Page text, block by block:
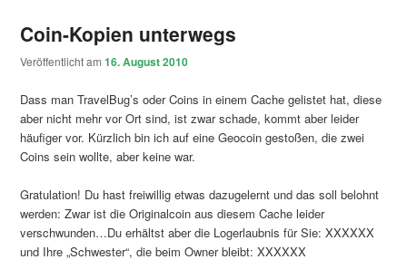
Coin-Kopien unterwegs
Veröffentlicht am16. August 2010
Dass man TravelBug’s oder Coins in einem Cache gelistet hat, diese
aber nicht mehr vor Ort sind, ist zwar schade, kommt aber leider
häufiger vor. Kürzlich bin ich auf eine Geocoin gestoßen, die zwei
Coins sein wollte, aber keine war.
Gratulation! Du hast freiwillig etwas dazugelernt und das soll belohnt
werden: Zwar ist die Originalcoin aus diesem Cache leider
verschwunden…Du erhältst aber die Logerlaubnis für Sie: XXXXXX
und Ihre „Schwester“, die beim Owner bleibt: XXXXXX